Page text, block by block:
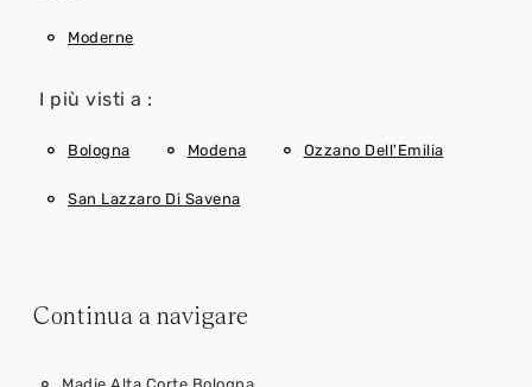
Moderne
I più visti a :
Bologna Modena Ozzano Dell'Emilia
San Lazzaro Di Savena
Continua a navigare